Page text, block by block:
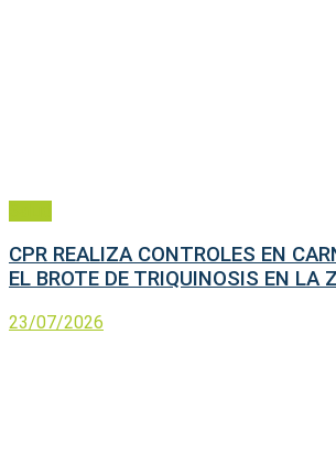
CPR REALIZA CONTROLES EN
EL BROTE DE TRIQUINOSIS EN LA
23/07/2026